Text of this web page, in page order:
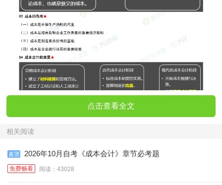
点击查看全文
相关阅读
2026年10月自考《成本会计》章节必考题
免费畅看 阅读：43028